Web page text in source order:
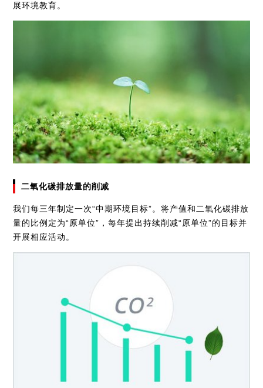
展环境教育。
二氧化碳排放量的削减
我们每三年制定一次“中期环境目标”。将产值和二氧化碳排放
量的比例定为“原单位”，每年提出持续削减“原单位”的目标并
开展相应活动。